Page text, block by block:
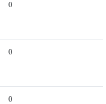
0
0
0